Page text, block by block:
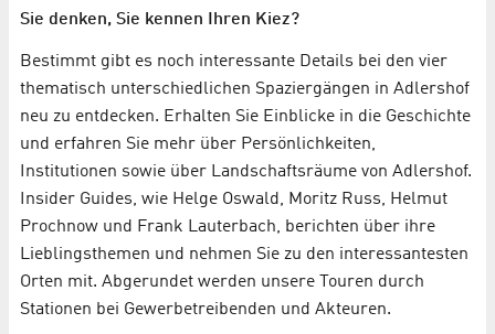
Sie denken, Sie kennen Ihren Kiez?
Bestimmt gibt es noch interessante Details bei den vier
thematisch unterschiedlichen Spaziergängen in Adlershof
neu zu entdecken. Erhalten Sie Einblicke in die Geschichte
und erfahren Sie mehr über Persönlichkeiten,
Institutionen sowie über Landschaftsräume von Adlershof.
Insider Guides, wie Helge Oswald, Moritz Russ, Helmut
Prochnow und Frank Lauterbach, berichten über ihre
Lieblingsthemen und nehmen Sie zu den interessantesten
Orten mit. Abgerundet werden unsere Touren durch
Stationen bei Gewerbetreibenden und Akteuren.